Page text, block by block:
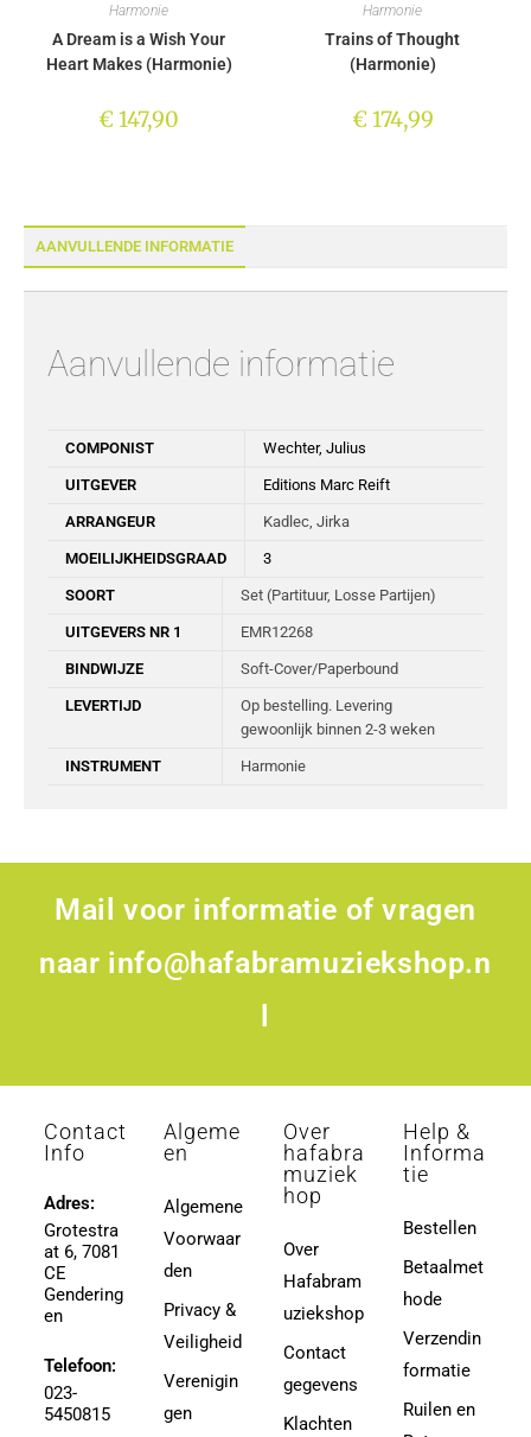
AANVULLENDE INFORMATIE
Aanvullende informatie
COMPONIST Wechter, Julius
UITGEVER Editions Marc Reift
ARRANGEUR Kadlec, Jirka
MOEILIJKHEIDSGRAAD 3
SOORT Set (Partituur, Losse Partijen)
UITGEVERS NR 1 EMR12268
BINDWIJZE Soft-Cover/Paperbound
LEVERTIJD
Op bestelling. Levering
gewoonlijk binnen 2-3 weken
INSTRUMENT Harmonie
Harmonie
A Dream is a Wish Your
Heart Makes (Harmonie)
€147,90
Harmonie
Trains of Thought
(Harmonie)
€174,99
Mail voor informatie of vragen
naar info@hafabramuziekshop.n
Contact
Info
Adres:
Grotestra
at 6, 7081
CE
Gendering
en
Telefoon:
023-
5450815
Algeme
en
Algemene
Voorwaar
den
Privacy &
Veiligheid
Verenigin
gen
Over
hafabra
muziek
hop
Over
Hafabram
uziekshop
Contact
gegevens
Klachten
Help &
Informa
tie
Bestellen
Betaalmet
hode
Verzendin
formatie
Ruilen en